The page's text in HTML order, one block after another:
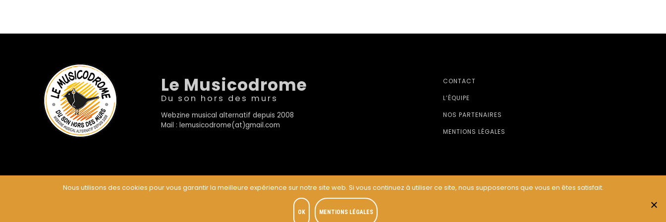
Le Musicodrome
Du son hors des murs
Webzine musical alternatif depuis 2008
Mail : lemusicodrome(at)gmail.com
CONTACT
L’ÉQUIPE
NOS PARTENAIRES
MENTIONS LÉGALES
Nous utilisons des cookies pour vous garantir la meilleure expérience sur notre site web. Si vous continuez à utiliser ce site, nous supposerons que vous en êtes satisfait.
OK MENTIONS LÉGALES